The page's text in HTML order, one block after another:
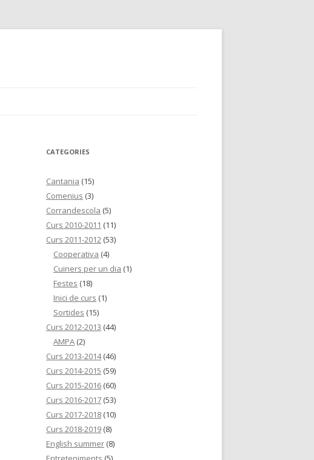
CATEGORIES
Cantania (15)
Comenius (3)
Corrandescola (5)
Curs 2010-2011 (11)
Curs 2011-2012 (53)
Cooperativa (4)
Cuiners per un dia (1)
Festes (18)
Inici de curs (1)
Sortides (15)
Curs 2012-2013 (44)
AMPA (2)
Curs 2013-2014(46)
Curs 2014-2015 (59)
Curs 2015-2016 (60)
Curs 2016-2017 (53)
Curs 2017-2018 (10)
Curs 2018-2019 (8)
English summer (8)